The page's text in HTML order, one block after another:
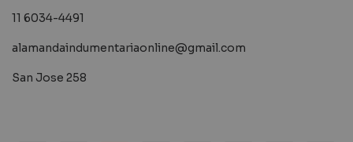
11 6034-4491
alamandaindumentariaonline@gmail.com
San Jose 258